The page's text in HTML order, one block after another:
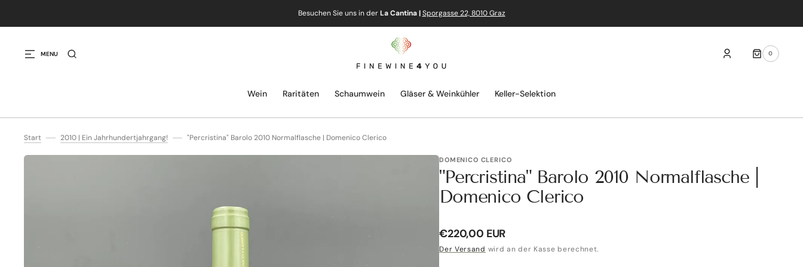
Besuchen Sie uns in derLa Cantina | Sporgasse 22, 8010 Graz
MENU
Wein Raritäten Schaumwein Gläser & Weinkühler Keller-Selektion
0
0
ARTIKEL
Start 2010 | Ein Jahrhundertjahrgang! "Percristina" Barolo 2010 Normalflasche | Domenico Clerico
DOMENICO CLERICO
"Percristina" Barolo 2010 Normalflasche |
Domenico Clerico
Normaler
Preis
€220,00 EUR
Der Versand wird an der Kasse berechnet.